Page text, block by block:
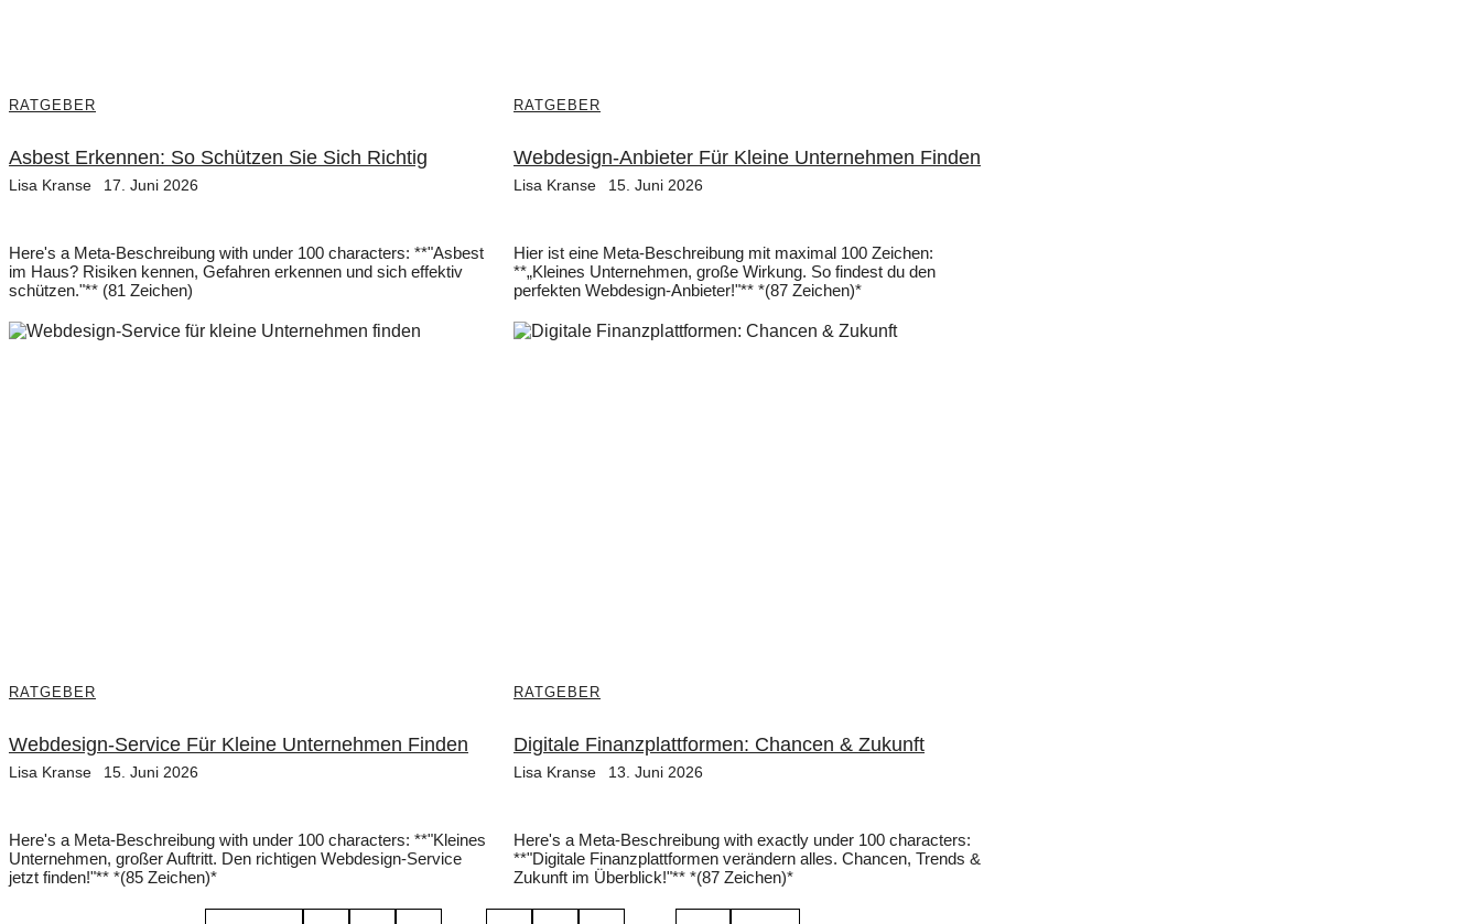
RATGEBER
Asbest Erkennen: So Schützen Sie Sich Richtig
Lisa Kranse 17. Juni 2026
Here's a Meta-Beschreibung with under 100 characters: **"Asbest
im Haus? Risiken kennen, Gefahren erkennen und sich effektiv
schützen."** (81 Zeichen)
RATGEBER
Webdesign-Anbieter Für Kleine Unternehmen Finden
Lisa Kranse 15. Juni 2026
Hier ist eine Meta-Beschreibung mit maximal 100 Zeichen:
**„Kleines Unternehmen, große Wirkung. So findest du den
perfekten Webdesign-Anbieter!"** *(87 Zeichen)*
RATGEBER
Webdesign-Service Für Kleine Unternehmen Finden
Lisa Kranse 15. Juni 2026
Here's a Meta-Beschreibung with under 100 characters: **"Kleines
Unternehmen, großer Auftritt. Den richtigen Webdesign-Service
jetzt finden!"** *(85 Zeichen)*
RATGEBER
Digitale Finanzplattformen: Chancen & Zukunft
Lisa Kranse 13. Juni 2026
Here's a Meta-Beschreibung with exactly under 100 characters:
**"Digitale Finanzplattformen verändern alles. Chancen, Trends &
Zukunft im Überblick!"** *(87 Zeichen)*